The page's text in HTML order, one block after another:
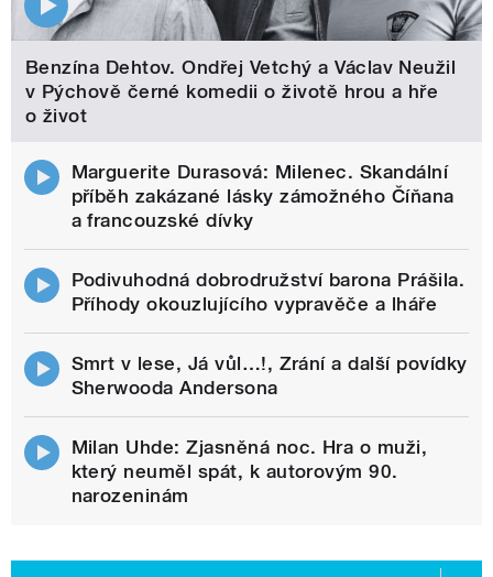
Benzína Dehtov. Ondřej Vetchý a Václav Neužil
v Pýchově černé komedii o životě hrou a hře
o život
Marguerite Durasová: Milenec. Skandální
příběh zakázané lásky zámožného Číňana
a francouzské dívky
Podivuhodná dobrodružství barona Prášila.
Příhody okouzlujícího vypravěče a lháře
Smrt v lese, Já vůl…!, Zrání a další povídky
Sherwooda Andersona
Milan Uhde: Zjasněná noc. Hra o muži,
který neuměl spát, k autorovým 90.
narozeninám